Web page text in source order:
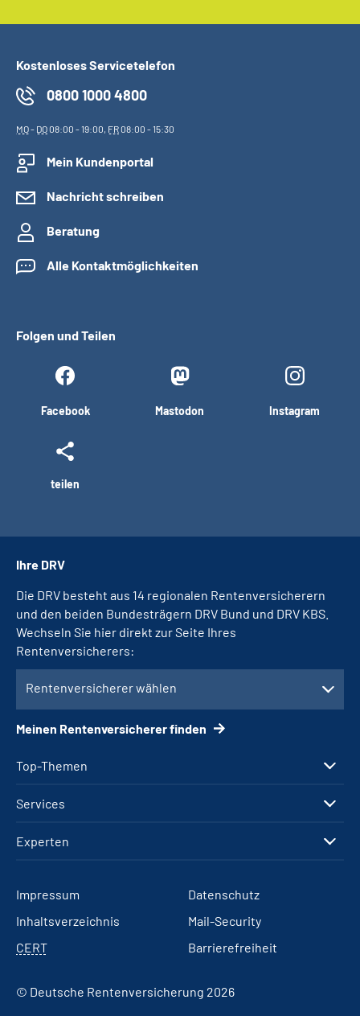
Kostenloses Servicetelefon
0800 1000 4800
MO- DO08:00 - 19:00, FR08:00 - 15:30
Mein Kundenportal
Nachricht schreiben
Beratung
Alle Kontaktmöglichkeiten
Folgen und Teilen
Facebook Mastodon Instagram
teilen
Top-Themen
Services
Experten
Ihre DRV
Die DRV besteht aus 14 regionalen Rentenversicherern
und den beiden Bundesträgern DRV Bund und DRV KBS.
Wechseln Sie hier direkt zur Seite Ihres
Rentenversicherers:
Rentenversicherer wählen
Meinen Rentenversicherer finden
Impressum
Datenschutz
Inhaltsverzeichnis
Mail-Security
CERT
Barrierefreiheit
© Deutsche Rentenversicherung 2026